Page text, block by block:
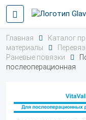
Главная Каталог
материалы
Раневые повязки
послеоперационная